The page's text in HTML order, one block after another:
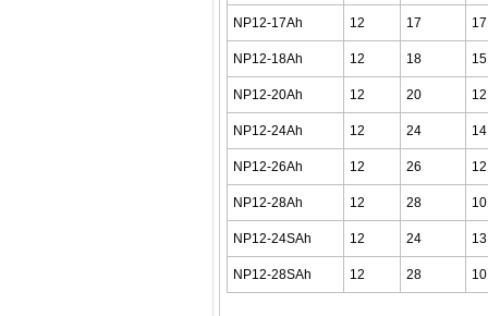
NP12-17Ah 12 17 17
NP12-18Ah 12 18 15
NP12-20Ah 12 20 12
NP12-24Ah 12 24 14
NP12-26Ah 12 26 12
NP12-28Ah 12 28 10
NP12-24SAh 12 24 13
NP12-28SAh 12 28 10